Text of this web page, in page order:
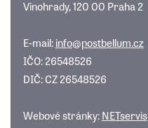
Vinohrady, 120 00 Praha 2
E-mail:info@postbellum.cz
IČO: 26548526
DIČ: CZ 26548526
Webové stránky:NETservis